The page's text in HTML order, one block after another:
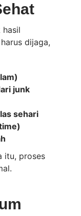
hasil
dijaga,
junk
sehari
itu, proses